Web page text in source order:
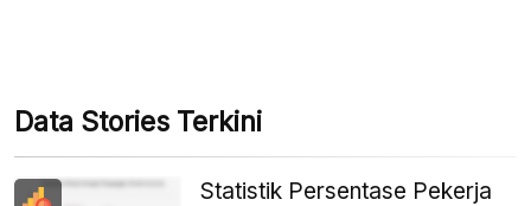
Data Stories Terkini
Statistik Persentase Pekerja